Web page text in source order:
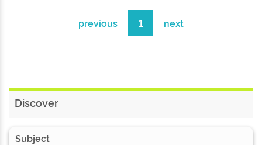
previous 1 next
Discover
Subject